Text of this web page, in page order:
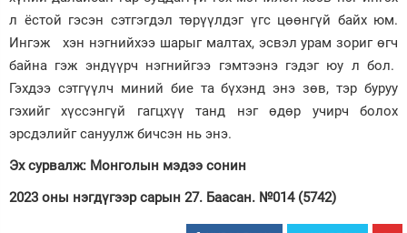
л ёстой гэсэн сэтгэгдэл төрүүлдэг үгс цөөнгүй байх юм.
Ингэж хэн нэгнийхээ шарыг малтах, эсвэл урам зориг өгч
байна гэж эндүүрч нэгнийгээ гэмтээнэ гэдэг юу л бол.
Гэхдээ сэтгүүлч миний бие та бүхэнд энэ зөв, тэр буруу
гэхийг хүссэнгүй гагцхүү танд нэг өдөр учирч болох
эрсдэлийг сануулж бичсэн нь энэ.
Эх сурвалж: Монголын мэдээ сонин
2023 оны нэгдүгээр сарын 27. Баасан. №014 (5742)